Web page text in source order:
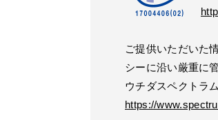
ご提供いただいた
シーに沿い厳重に
ウチダスペクトラ
https://